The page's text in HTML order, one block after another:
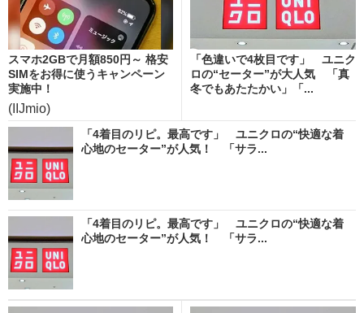
スマホ2GBで月額850円～ 格安
SIMをお得に使うキャンペーン
実施中！
(IIJmio)
「色違いで4枚目です」 ユニク
ロの“セーター”が大人気 「真
冬でもあたたかい」「...
「4着目のリピ。最高です」 ユニクロの“快適な着
心地のセーター”が人気！ 「サラ...
「4着目のリピ。最高です」 ユニクロの“快適な着
心地のセーター”が人気！ 「サラ...